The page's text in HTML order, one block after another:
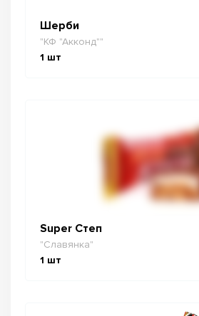
Шерби
"КФ "Акконд""
1 шт
Super Степ
"Славянка"
1 шт